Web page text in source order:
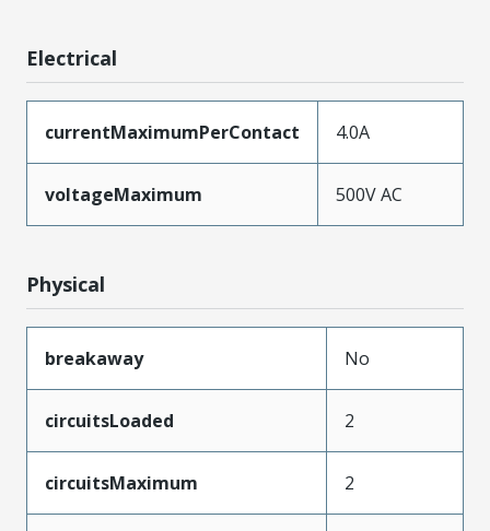
Electrical
currentMaximumPerContact 4.0A
voltageMaximum 500V AC
Physical
breakaway No
circuitsLoaded 2
circuitsMaximum 2